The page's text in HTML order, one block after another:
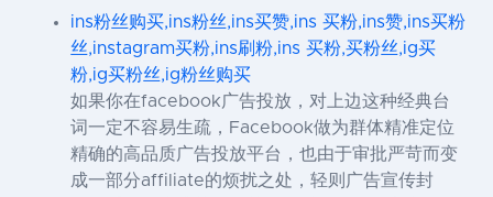
ins粉丝购买,ins粉丝,ins买赞,ins 买粉,ins赞,ins买粉
丝,instagram买粉,ins刷粉,ins 买粉,买粉丝,ig买
粉,ig买粉丝,ig粉丝购买
如果你在facebook广告投放，对上边这种经典台
词一定不容易生疏，Facebook做为群体精准定位
精确的高品质广告投放平台，也由于审批严苛而变
成一部分affiliate的烦扰之处，轻则广告宣传封